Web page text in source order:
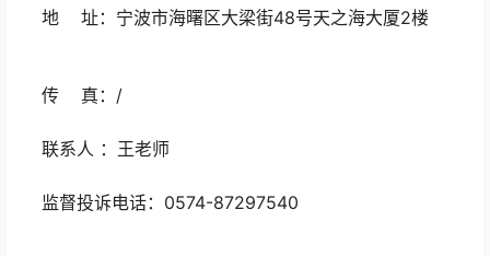
地 址：宁波市海曙区大梁街48号天之海大厦2楼
传 真：/
联系人 ：王老师
监督投诉电话：0574-87297540